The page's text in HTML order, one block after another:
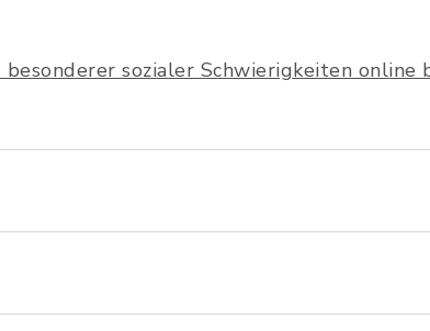
sozialer Schwierigkeiten online